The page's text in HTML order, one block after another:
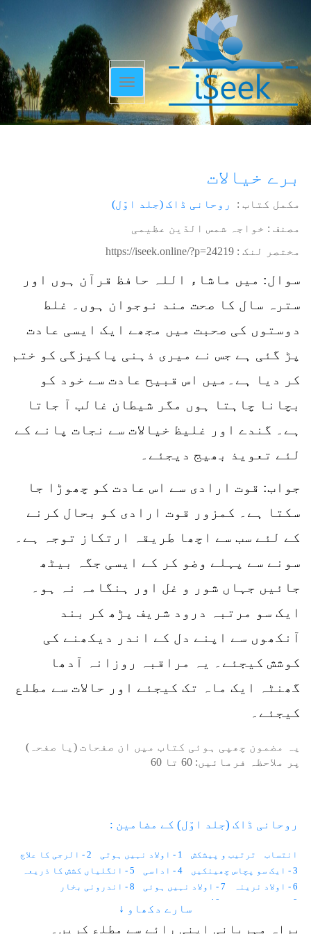
Toggle
navigation
برے خیالات
مکمل کتاب : روحانی ڈاک (جلد اوّل)
مصنف : خواجہ شمس الدّین عظیمی
مختصر لنک : https://iseek.online/?p=24219
سوال: میں ماشاء اللہ حافظ قرآن ہوں اور
سترہ سال کا صحت مند نوجوان ہوں۔ غلط
دوستوں کی صحبت میں مجھے ایک ایسی عادت
پڑ گئی ہے جس نے میری ذہنی پاکیزگی کو ختم
کر دیا ہے۔میں اس قبیح عادت سے خود کو
بچانا چاہتا ہوں مگر شیطان غالب آ جاتا
ہے۔ گندے اور غلیظ خیالات سے نجات پانے کے
لئے تعویذ بھیج دیجئے۔
جواب: قوت ارادی سے اس عادت کو چھوڑا جا
سکتا ہے۔ کمزور قوت ارادی کو بحال کرنے
کے لئے سب سے اچھا طریقہ ارتکاز توجہ ہے۔
سونے سے پہلے وضو کر کے ایسی جگہ بیٹھ
جائیں جہاں شور و غل اور ہنگامہ نہ ہو۔
ایک سو مرتبہ درود شریف پڑھ کر بند
آنکھوں سے اپنے دل کے اندر دیکھنے کی
کوشش کیجئے۔ یہ مراقبہ روزانہ آدھا
گھنٹہ ایک ماہ تک کیجئے اور حالات سے مطلع
کیجئے۔
یہ مضمون چھپی ہوئی کتاب میں ان صفحات (یا صفحہ)
پر ملاحظہ فرمائیں: 60 تا 60
روحانی ڈاک (جلد اوّل) کے مضامین :
انتساب ترتیب و پیشکش 1 - اولاد نہیں ہوتی
2 - الرجی کا علاج
3 - ایک سو پچاس چھینکیں
4 - اداسی
5 - انگلیاں کشش کا ذریعہ
6 - اولاد نرینہ
7 - اولاد نہیں ہوئی
8 - اندرونی بخار
9 - احساس کمتری
10 - استغناء اور کیلوریز
سارے دکھاو ↓
براہِ مہربانی اپنی رائے سے مطلع کریں۔